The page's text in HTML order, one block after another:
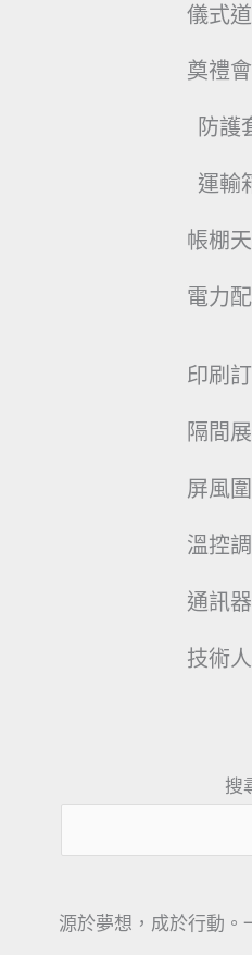
儀式
奠禮
防護
運輸
帳棚
電力
印刷
隔間
屏風
溫控
通訊
技術
搜
源於夢想，成於行動。